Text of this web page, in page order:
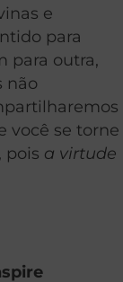
e
para
para outra,
não
você se torne
pois a virtude